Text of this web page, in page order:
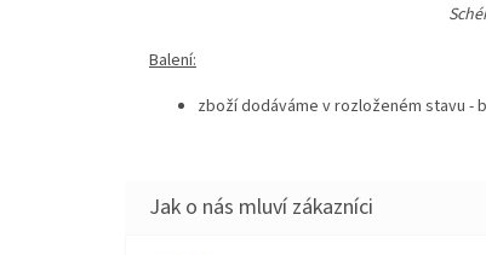
Balení:
zbožídodáváme v rozloženém stavu -